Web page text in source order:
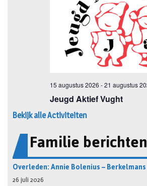
Bekijk alle Activiteiten
Familie berichten
Overleden: Annie Bolenius – Berkelmans
26 juli 2026